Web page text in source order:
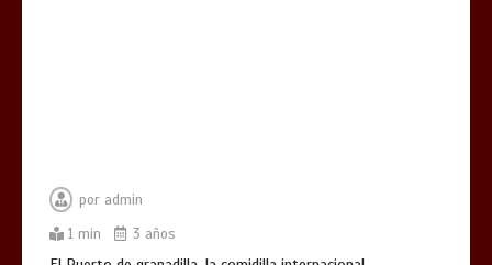
por admin
1 min
3 años